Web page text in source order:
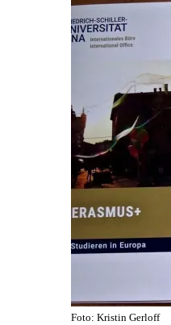
Foto: Kristin Gerloff